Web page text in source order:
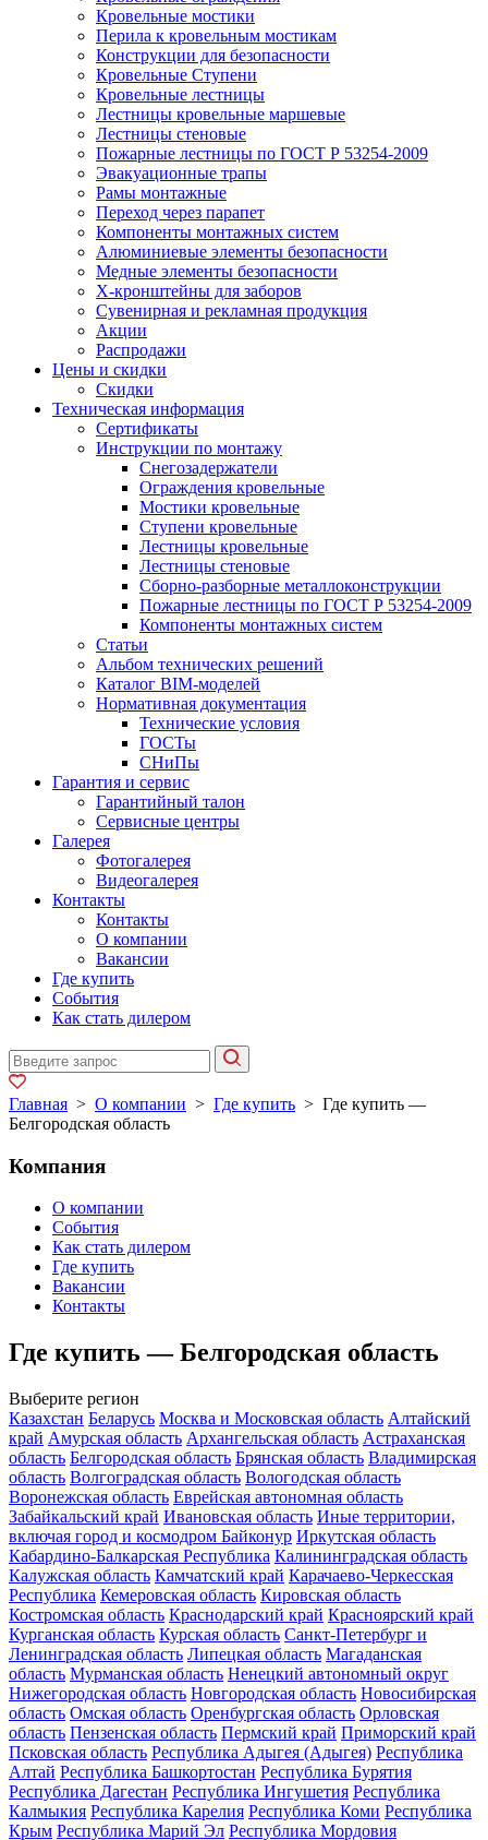
Кровельные мостики
Перила к кровельным мостикам
Конструкции для безопасности
Кровельные Ступени
Кровельные лестницы
Лестницы кровельные маршевые
Лестницы стеновые
Пожарные лестницы по ГОСТ Р 53254-2009
Эвакуационные трапы
Рамы монтажные
Переход через парапет
Компоненты монтажных систем
Алюминиевые элементы безопасности
Медные элементы безопасности
X-кронштейны для заборов
Сувенирная и рекламная продукция
Акции
Распродажи
Цены и скидки
Скидки
Техническая информация
Сертификаты
Инструкции по монтажу
Снегозадержатели
Ограждения кровельные
Мостики кровельные
Ступени кровельные
Лестницы кровельные
Лестницы стеновые
Сборно-разборные металлоконструкции
Пожарные лестницы по ГОСТ Р 53254-2009
Компоненты монтажных систем
Статьи
Альбом технических решений
Каталог BIM-моделей
Нормативная документация
Технические условия
ГОСТы
СНиПы
Гарантия и сервис
Гарантийный талон
Сервисные центры
Галерея
Фотогалерея
Видеогалерея
Контакты
Контакты
О компании
Вакансии
Где купить
События
Как стать дилером
Главная > О компании > Где купить > Где купить —
Белгородская область
Компания
О компании
События
Как стать дилером
Где купить
Вакансии
Контакты
Где купить — Белгородская область
Выберите регион
Казахстан Беларусь Москва и Московская область Алтайский
край Амурская область Архангельская область Астраханская
область Белгородская область Брянская область Владимирская
область Волгоградская область Вологодская область
Воронежская область Еврейская автономная область
Забайкальский край Ивановская область Иные территории,
включая город и космодром Байконур Иркутская область
Кабардино-Балкарская Республика Калининградская область
Калужская область Камчатский край Карачаево-Черкесская
Республика Кемеровская область Кировская область
Костромская область Краснодарский край Красноярский край
Курганская область Курская область Санкт-Петербург и
Ленинградская область Липецкая область Магаданская
область Мурманская область Ненецкий автономный округ
Нижегородская область Новгородская область Новосибирская
область Омская область Оренбургская область Орловская
область Пензенская область Пермский край Приморский край
Псковская область Республика Адыгея (Адыгея) Республика
Алтай Республика Башкортостан Республика Бурятия
Республика Дагестан Республика Ингушетия Республика
Калмыкия Республика Карелия Республика Коми Республика
Крым Республика Марий Эл Республика Мордовия